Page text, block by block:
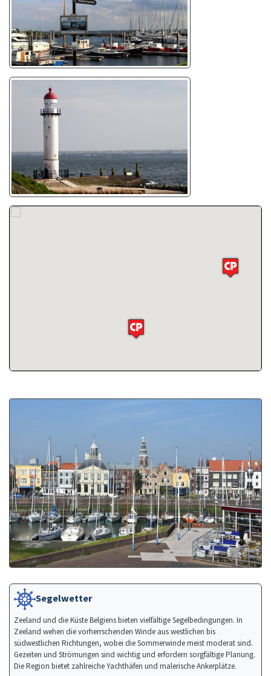
Segelwetter
Zeeland und die Küste Belgiens bieten vielfältige Segelbedingungen. In
Zeeland wehen die vorherrschenden Winde aus westlichen bis
südwestlichen Richtungen, wobei die Sommerwinde meist moderat sind.
Gezeiten und Strömungen sind wichtig und erfordern sorgfältige Planung.
Die Region bietet zahlreiche Yachthäfen und malerische Ankerplätze.